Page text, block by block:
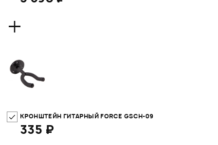
+
КРОНШТЕЙН ГИТАРНЫЙ FORCE GSCH-09
335 ₽